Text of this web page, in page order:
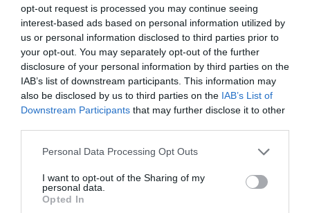
opt-out request is processed you may continue seeing
interest-based ads based on personal information utilized by
us or personal information disclosed to third parties prior to
your opt-out. You may separately opt-out of the further
disclosure of your personal information by third parties on the
IAB’s list of downstream participants. This information may
also be disclosed by us to third parties on the IAB’s List of
Downstream Participants that may further disclose it to other
Please note that this website/app uses one or more Google
not limited to your visit or usage behaviour. You may click to
grant or deny consent to Google and its third-party tags to
use your data for below specified purposes in below Google
Personal Data Processing Opt Outs
I want to opt-out of the Sharing of my
personal data.
Opted In
Ψηφοφορία:
ΛΟΓΑΡΙΑΣΜΟΣ - ΛΙΟΛΙΟΥ ΚΑΤΕΡΙΝΑ